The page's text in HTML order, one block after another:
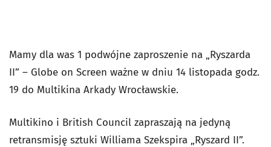
Mamy dla was 1 podwójne zaproszenie na „Ryszarda
II” – Globe on Screen ważne w dniu 14 listopada godz.
19 do Multikina Arkady Wrocławskie.
Multikino i British Council zapraszają na jedyną
retransmisję sztuki Williama Szekspira „Ryszard II”.